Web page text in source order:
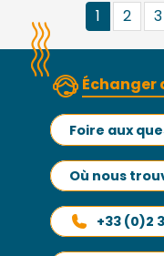
1 2 3
Échanger
Foire aux
Où nous
+33 (0)2